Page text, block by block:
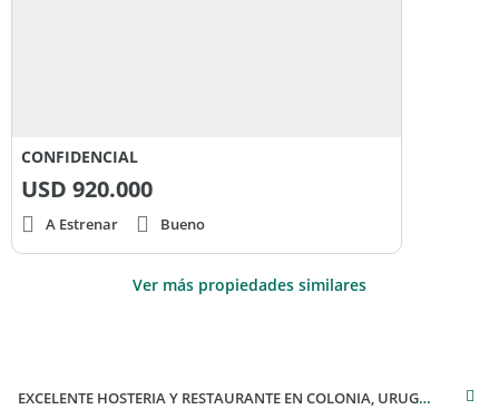
CONFIDENCIAL
USD 920.000
A Estrenar Bueno
Ver más propiedades similares
EXCELENTE HOSTERIA Y RESTAURANTE EN COLONIA, URUGUAY